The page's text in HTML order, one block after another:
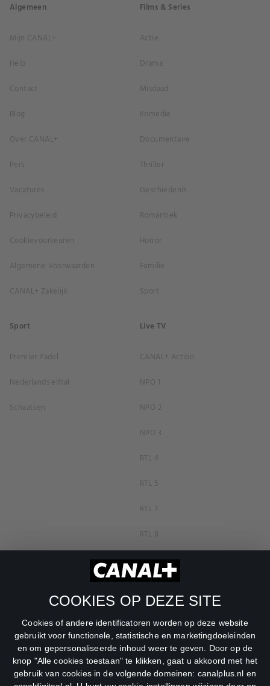
COOKIES OP DEZE SITE
Cookies of andere identificatoren worden op deze website
gebruikt voor functionele, statistische en marketingdoeleinden
en om gepersonaliseerde inhoud weer te geven. Door op de
knop "Alle cookies toestaan" te klikken, gaat u akkoord met het
gebruik van cookies in de volgende domeinen: canalplus.nl en
Algemeen
Mijn CANAL+
Help
Contact
Blog
Over CANAL+
Pers
Vacatures
Privacybeleid
Cookievoorkeuren
Algemene Voorwaarden
CANAL+ Zakelijk
Films & Series
Actie
Drama
Misdaad
Komedie
Documentaire
Thriller
Geschiedenis
Romantiek
Horror
Familie
Sport
Sport
Premier Padel
Nederlands elftal
Schaatsen
Live TV
CANAL+ Action
NPO 1
NPO 2
NPO 3
RTL 4
RTL 5
RTL 7
RTL 8
RTL Z
SBS6
Net5
Veronica
DreamWorks Channel